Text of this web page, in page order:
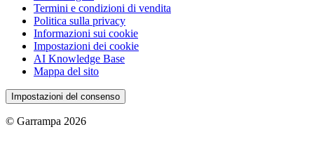
Termini e condizioni di vendita
Politica sulla privacy
Informazioni sui cookie
Impostazioni dei cookie
AI Knowledge Base
Mappa del sito
Impostazioni del consenso
© Garrampa 2026